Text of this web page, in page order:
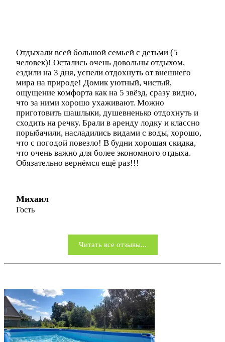
Отдыхали всей большой семьей с детьми (5
человек)! Остались очень довольны отдыхом,
ездили на 3 дня, успели отдохнуть от внешнего
мира на природе! Домик уютный, чистый,
ощущение комфорта как на 5 звёзд, сразу видно,
что за ними хорошо ухаживают. Можно
приготовить шашлыки, душевненько отдохнуть и
сходить на речку. Брали в аренду лодку и классно
порыбачили, насладились видами с воды, хорошо,
что с погодой повезло! В будни хорошая скидка,
что очень важно для более экономного отдыха.
Обязательно вернёмся ещё раз!!!
Михаил
Гость
Читать все отзывы...